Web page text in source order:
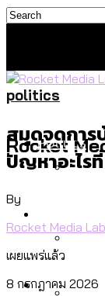
Rocket
Politics
จรา
สำร
Culture
politics
สมุดจดการ
ปัญหาอะไร
By
Rocket Media Lab
เผยแพร่แล้ว
8 กรกฎาคม 2026